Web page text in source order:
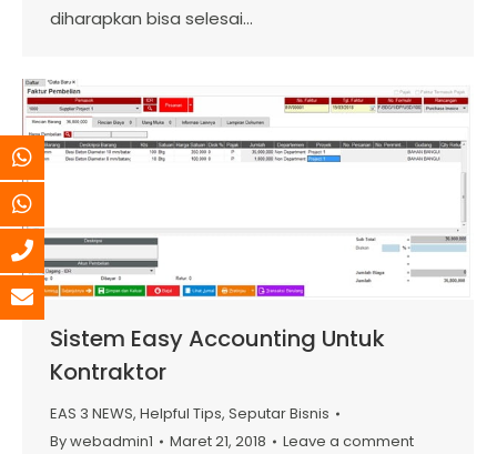
diharapkan bisa selesai…
Sistem Easy Accounting Untuk
Kontraktor
EAS 3 NEWS, Helpful Tips, Seputar Bisnis
Bywebadmin1 Maret 21, 2018 Leave a comment